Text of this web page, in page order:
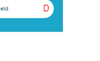
D